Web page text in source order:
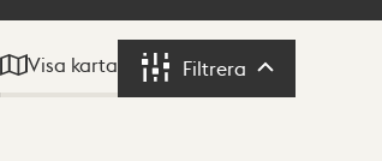
Visa karta Filtrera Filtrera